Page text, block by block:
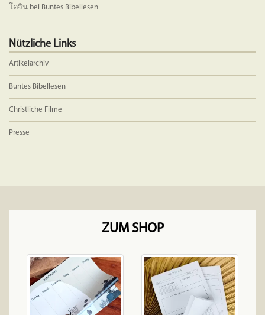
โดจิน bei Buntes Bibellesen
Nützliche Links
Artikelarchiv
Buntes Bibellesen
Christliche Filme
Presse
ZUM SHOP